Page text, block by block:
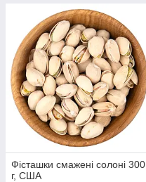
Фісташки смажені солоні 300
г, США